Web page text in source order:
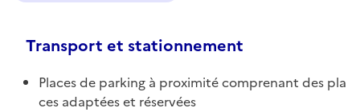
Transport et stationnement
Places de parking à proximité comprenant des pla
ces adaptées et réservées